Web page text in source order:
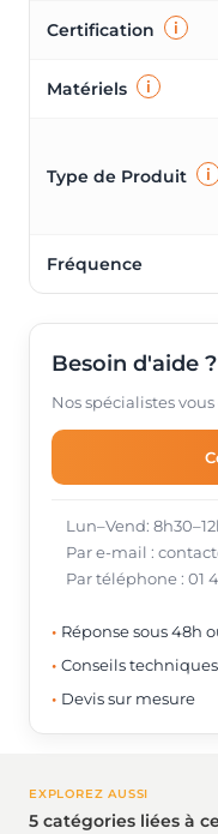
Certification i
Matériels i
Type de Produit i
Fréquence
Besoin d'aide ?
Nos spécialistes
Lun–Vend:
Par e-mail :
Par téléphone : 01
Réponse sous 48h
Conseils
Devis sur mesure
EXPLOREZ AUSSI
5 catégories liées à